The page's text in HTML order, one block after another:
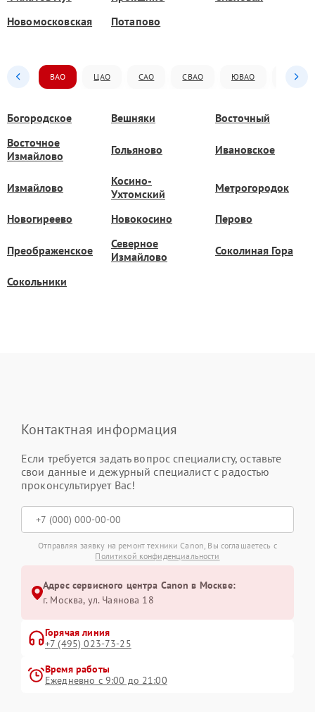
Новомосковская
Потапово
ВАО ЦАО САО СВАО ЮВАО ЮАО
Богородское Вешняки
Восточный
Восточное
Измайлово
Гольяново Ивановское
Измайлово
Косино-
Ухтомский
Метрогородок
Новогиреево Новокосино Перово
Преображенское
Северное
Измайлово
Соколиная Гора
Сокольники
Контактная информация
Если требуется задать вопрос специалисту, оставьте
свои данные и дежурный специалист с радостью
проконсультирует Вас!
Отправляя заявку на ремонт техники Canon, Вы соглашаетесь с
Политикой конфиденциальности
Адрес сервисного центра Canon в Москве:
г. Москва, ул. Чаянова 18
Горячая линия
+7 (495) 023-73-25
Время работы
Ежедневно с 9:00 до 21:00